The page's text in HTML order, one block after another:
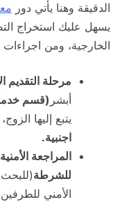
الدقيقة وهنا يأتي دور
يسهل عليك استخراج
الخارجية، ومن اجراءات
مرحلة التقديم
أبشر (قسم
يتبع إليها
اجنبية.
المراجعة
للشرطة
الأمني